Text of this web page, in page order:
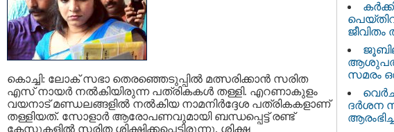
കൊച്ചി: ലോക് സഭാ തെരഞ്ഞെടുപ്പിൽ മത്സരിക്കാൻ സരിത
എസ് നായർ നൽകിയിരുന്ന പത്രികകൾ തള്ളി. എറണാകുളം
വയനാട് മണ്ഡലങ്ങളിൽ നൽകിയ നാമനിര്‍ദ്ദേശ പത്രികകളാണ്
തള്ളിയത്. സോളാര്‍ ആരോപണവുമായി ബന്ധപ്പെട്ട് രണ്ട്
കേസുകളിൽ സരിത ശിക്ഷിക്കപ്പെട്ടിരുന്നു. ശിക്ഷ
സമരം
ദര്‍ശന